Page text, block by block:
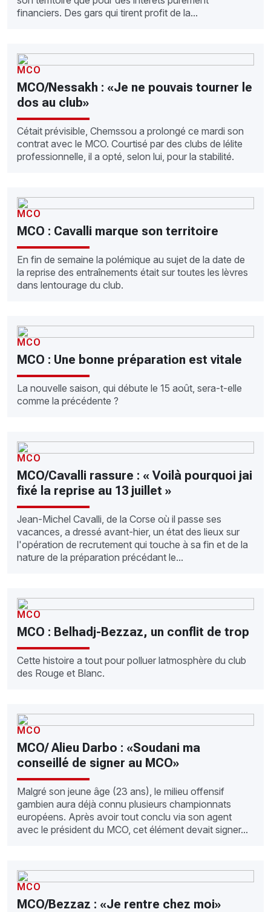
financiers. Des gars qui tirent profit de la...
MCO
MCO/Nessakh : «Je ne pouvais tourner le
dos au club»
Cétait prévisible, Chemssou a prolongé ce mardi son
contrat avec le MCO. Courtisé par des clubs de lélite
professionnelle, il a opté, selon lui, pour la stabilité.
MCO
MCO : Cavalli marque son territoire
En fin de semaine la polémique au sujet de la date de
la reprise des entraînements était sur toutes les lèvres
dans lentourage du club.
MCO
MCO : Une bonne préparation est vitale
La nouvelle saison, qui débute le 15 août, sera-t-elle
comme la précédente ?
MCO
MCO/Cavalli rassure : « Voilà pourquoi jai
fixé la reprise au 13 juillet »
Jean-Michel Cavalli, de la Corse où il passe ses
vacances, a dressé avant-hier, un état des lieux sur
l'opération de recrutement qui touche à sa fin et de la
nature de la préparation précédant le...
MCO
MCO : Belhadj-Bezzaz, un conflit de trop
Cette histoire a tout pour polluer latmosphère du club
des Rouge et Blanc.
MCO
MCO/ Alieu Darbo : «Soudani ma
conseillé de signer au MCO»
Malgré son jeune âge (23 ans), le milieu offensif
gambien aura déjà connu plusieurs championnats
européens. Après avoir tout conclu via son agent
avec le président du MCO, cet élément devait signer...
MCO
MCO/Bezzaz : «Je rentre chez moi»